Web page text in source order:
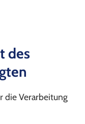
des
die Verarbeitung